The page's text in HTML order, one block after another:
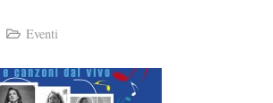
Eventi